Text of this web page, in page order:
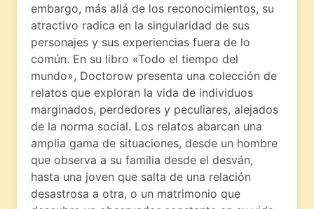
embargo, más allá de los reconocimientos, su
atractivo radica en la singularidad de sus
personajes y sus experiencias fuera de lo
común. En su libro «Todo el tiempo del
mundo», Doctorow presenta una colección de
relatos que exploran la vida de individuos
marginados, perdedores y peculiares, alejados
de la norma social. Los relatos abarcan una
amplia gama de situaciones, desde un hombre
que observa a su familia desde el desván,
hasta una joven que salta de una relación
desastrosa a otra, o un matrimonio que